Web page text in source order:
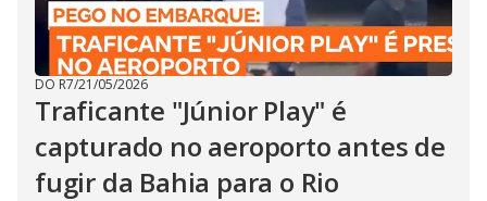
DO R7/21/05/2026
Traficante "Júnior Play" é
capturado no aeroporto antes de
fugir da Bahia para o Rio